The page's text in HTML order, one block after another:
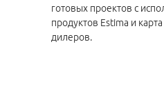
готовых проектов с
продуктов Estima и
дилеров.